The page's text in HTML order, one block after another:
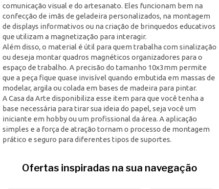
comunicação visual e do artesanato. Eles funcionam bem na
confecção de imãs de geladeira personalizados, na montagem
de displays informativos ou na criação de brinquedos educativos
que utilizam a magnetização para interagir.
Além disso, o material é útil para quem trabalha com sinalização
ou deseja montar quadros magnéticos organizadores para o
espaço de trabalho. A precisão do tamanho 10x3mm permite
que a peça fique quase invisível quando embutida em massas de
modelar, argila ou colada em bases de madeira para pintar.
A Casa da Arte disponibiliza esse item para que você tenha a
base necessária para tirar sua ideia do papel, seja você um
iniciante em hobby ou um profissional da área. A aplicação
simples e a força de atração tornam o processo de montagem
prático e seguro para diferentes tipos de suportes.
Ofertas inspiradas na sua navegação